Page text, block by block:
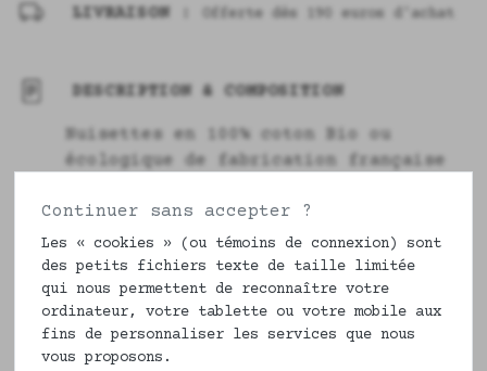
LIVRAISON : Offerte dès 190 euros d'achat
DESCRIPTION & COMPOSITION
Nuisettes en 100% coton Bio ou
écologique de fabrication française
Pois et Cie se portent aussi en
petites robes le jour, c'estcomme
vous le voulez.
La nuisette Flora est un classique de
notre garde robe. Fleurie avec ses
couleurs pastels, elle est simple et
Continuer sans accepter ?
Les « cookies » (ou témoins de connexion) sont
des petits fichiers texte de taille limitée
qui nous permettent de reconnaître votre
ordinateur, votre tablette ou votre mobile aux
fins de personnaliser les services que nous
vous proposons.